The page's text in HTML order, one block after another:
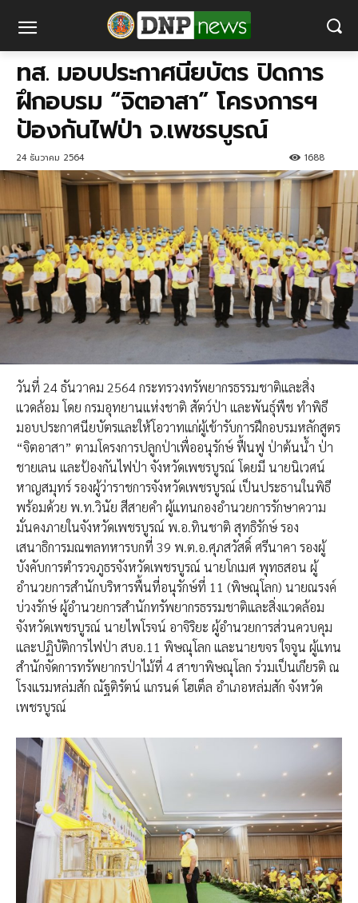
ทส. มอบประกาศนียบัตร ปิดการ
ฝึกอบรม “จิตอาสา” โครงการฯ
ป้องกันไฟป่า จ.เพชรบูรณ์
24 ธันวาคม 2564 1688
วันที่ 24 ธันวาคม 2564 กระทรวงทรัพยากรธรรมชาติและสิ่ง
แวดล้อม โดย กรมอุทยานแห่งชาติ สัตว์ป่า และพันธุ์พืช ทำพิธี
มอบประกาศนียบัตรและให้โอวาทแก่ผู้เข้ารับการฝึกอบรมหลักสูตร
“จิตอาสา” ตามโครงการปลูกป่าเพื่ออนุรักษ์ ฟื้นฟู ป่าต้นน้ำ ป่า
ชายเลน และป้องกันไฟป่า จังหวัดเพชรบูรณ์ โดยมี นายนิเวศน์
หาญสมุทร์รองผู้ว่าราชการจังหวัดเพชรบูรณ์ เป็นประธานในพิธี
พร้อมด้วย พ.ท.วินัย สีสายคำ ผู้แทนกองอำนวยการรักษาความ
มั่นคงภายในจังหวัดเพชรบูรณ์ พ.อ.ทินชาติ สุทธิรักษ์ รอง
เสนาธิการมณฑลทหารบกที่ 39 พ.ต.อ.ศุภสวัสดิ์ ศรีนาคา รองผู้
บังคับการตำรวจภูธรจังหวัดเพชรบูรณ์ นายโกเมศ พุทธสอน ผู้
อำนวยการสำนักบริหารพื้นที่อนุรักษ์ที่ 11 (พิษณุโลก) นายณรงค์
บ่วงรักษ์ ผู้อำนวยการสำนักทรัพยากรธรรมชาติและสิ่งแวดล้อม
จังหวัดเพชรบูรณ์ นายไพโรจน์ อาจิริยะ ผู้อำนวยการส่วนควบคุม
และปฏิบัติการไฟป่า สบอ.11 พิษณุโลก และนายขจร ใจจูน ผู้แทน
สำนักจัดการทรัพยากรป่าไม้ที่ 4 สาขาพิษณุโลก ร่วมเป็นเกียรติ ณ
โรงแรมหล่มสัก ณัฐติรัตน์ แกรนด์ โฮเต็ล อำเภอหล่มสัก จังหวัด
เพชรบูรณ์